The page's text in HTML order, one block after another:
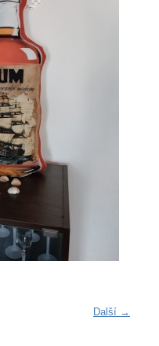
Další →